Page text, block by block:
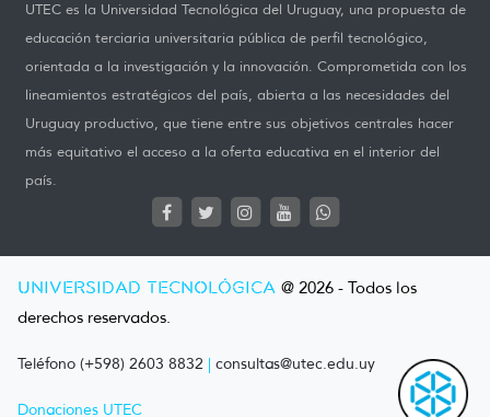
UTEC es la Universidad Tecnológica del Uruguay, una propuesta de
educación terciaria universitaria pública de perfil tecnológico,
orientada a la investigación y la innovación. Comprometida con los
lineamientos estratégicos del país, abierta a las necesidades del
Uruguay productivo, que tiene entre sus objetivos centrales hacer
más equitativo el acceso a la oferta educativa en el interior del
país.
UNIVERSIDAD TECNOLÓGICA @ 2026 - Todos los
derechos reservados.
Teléfono (+598) 2603 8832 | consultas@utec.edu.uy
Donaciones UTEC